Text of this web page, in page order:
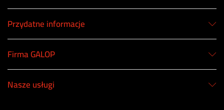
Przydatne informacje
Firma GALOP
Nasze usługi